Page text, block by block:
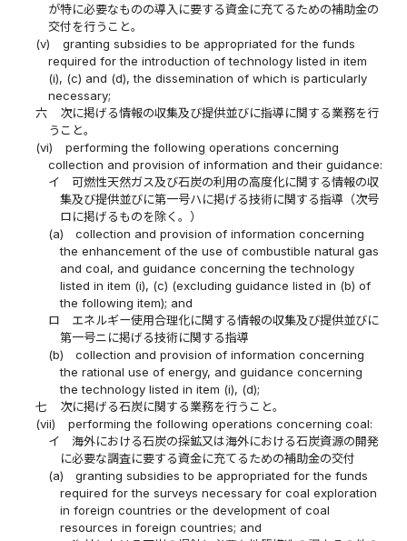
が特に必要なものの導入に要する資金に充てるための補助金の
交付を行うこと。
(v)
granting subsidies to be appropriated for the funds
required for the introduction of technology listed in item
(i), (c) and (d), the dissemination of which is particularly
necessary;
六
次に掲げる情報の収集及び提供並びに指導に関する業務を行
うこと。
(vi)
performing the following operations concerning
collection and provision of information and their guidance:
イ
可燃性天然ガス及び石炭の利用の高度化に関する情報の収
集及び提供並びに第一号ハに掲げる技術に関する指導（次号
ロに掲げるものを除く。）
(a)
collection and provision of information concerning
the enhancement of the use of combustible natural gas
and coal, and guidance concerning the technology
listed in item (i), (c) (excluding guidance listed in (b) of
the following item); and
ロ
エネルギー使用合理化に関する情報の収集及び提供並びに
第一号ニに掲げる技術に関する指導
(b)
collection and provision of information concerning
the rational use of energy, and guidance concerning
the technology listed in item (i), (d);
七
次に掲げる石炭に関する業務を行うこと。
(vii)
performing the following operations concerning coal:
イ
海外における石炭の探鉱又は海外における石炭資源の開発
に必要な調査に要する資金に充てるための補助金の交付
(a)
granting subsidies to be appropriated for the funds
required for the surveys necessary for coal exploration
in foreign countries or the development of coal
resources in foreign countries; and